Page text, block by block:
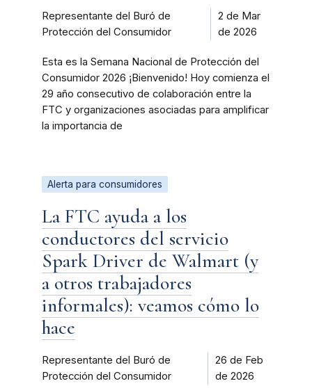
Representante del Buró de
Protección del Consumidor
2 de Mar
de 2026
Esta es la Semana Nacional de Protección del
Consumidor 2026 ¡Bienvenido! Hoy comienza el
29 año consecutivo de colaboración entre la
FTC y organizaciones asociadas para amplificar
la importancia de
Alerta para consumidores
La FTC ayuda a los
conductores del servicio
Spark Driver de Walmart (y
a otros trabajadores
informales): veamos cómo lo
hace
Representante del Buró de
Protección del Consumidor
26 de Feb
de 2026